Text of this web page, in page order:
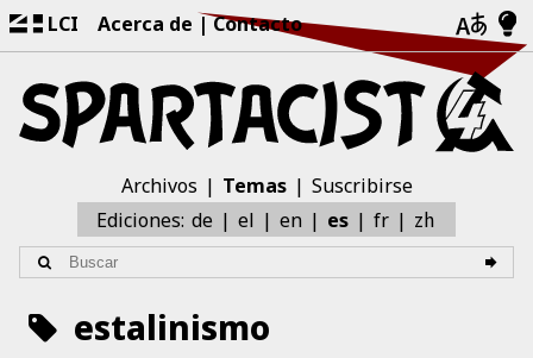
LCI Acerca de Contacto
Archivos Temas
Suscribirse
Ediciones: de el en es fr zh
estalinismo